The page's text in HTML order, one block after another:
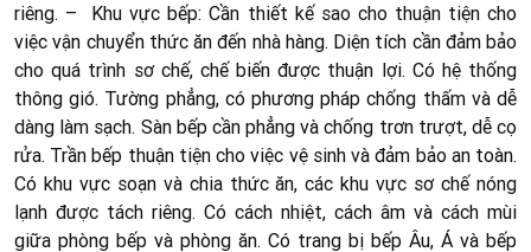
riêng. – Khu vực bếp: Cần thiết kế sao cho thuận tiện cho
việc vận chuyển thức ăn đến nhà hàng. Diện tích cần đảm bảo
cho quá trình sơ chế, chế biến được thuận lợi. Có hệ thống
thông gió. Tường phẳng, có phương pháp chống thấm và dễ
dàng làm sạch. Sàn bếp cần phẳng và chống trơn trượt, dễ cọ
rửa. Trần bếp thuận tiện cho việc vệ sinh và đảm bảo an toàn.
Có khu vực soạn và chia thức ăn, các khu vực sơ chế nóng
lạnh được tách riêng. Có cách nhiệt, cách âm và cách mùi
giữa phòng bếp và phòng ăn. Có trang bị bếp Âu, Á và bếp